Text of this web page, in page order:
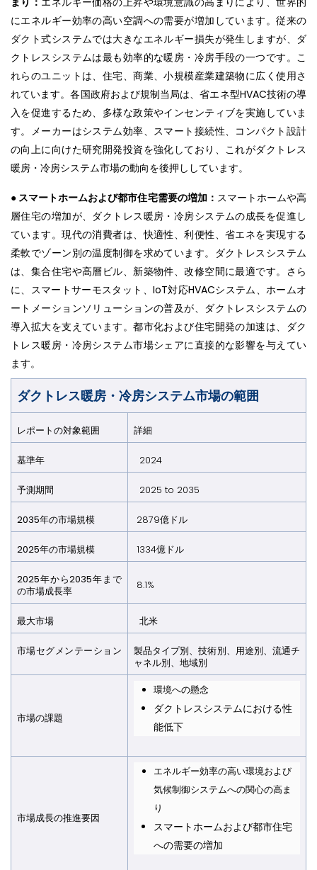
にエネルギー効率の高い空調への需要が増加しています。従来の
ダクト式システムでは大きなエネルギー損失が発生しますが、ダ
クトレスシステムは最も効率的な暖房・冷房手段の一つです。こ
れらのユニットは、住宅、商業、小規模産業建築物に広く使用さ
れています。各国政府および規制当局は、省エネ型HVAC技術の導
入を促進するため、多様な政策やインセンティブを実施していま
す。メーカーはシステム効率、スマート接続性、コンパクト設計
の向上に向けた研究開発投資を強化しており、これがダクトレス
暖房・冷房システム市場の動向を後押ししています。
● スマートホームおよび都市住宅需要の増加： スマートホームや高
層住宅の増加が、ダクトレス暖房・冷房システムの成長を促進し
ています。現代の消費者は、快適性、利便性、省エネを実現する
柔軟でゾーン別の温度制御を求めています。ダクトレスシステム
は、集合住宅や高層ビル、新築物件、改修空間に最適です。さら
に、スマートサーモスタット、IoT対応HVACシステム、ホームオ
ートメーションソリューションの普及が、ダクトレスシステムの
導入拡大を支えています。都市化および住宅開発の加速は、ダク
トレス暖房・冷房システム市場シェアに直接的な影響を与えてい
ます。
ダクトレス暖房・冷房システム市場の範囲
レポートの対象範囲 詳細
基準年 2024
予測期間 2025 to 2035
2035年の市場規模 2879億ドル
2025年の市場規模 1334億ドル
2025年から2035年まで
の市場成長率
8.1%
最大市場 北米
市場セグメンテーション​​​​​​​
製品タイプ別、技術別、用途別、流通チ
ャネル別、地域別
市場の課題​​​​​​​
環境への懸念
ダクトレスシステムにおける性
能低下
市場成長の推進要因​​​​​​​
エネルギー効率の高い環境および
気候制御システムへの関心の高ま
り
スマートホームおよび都市住宅
への需要の増加